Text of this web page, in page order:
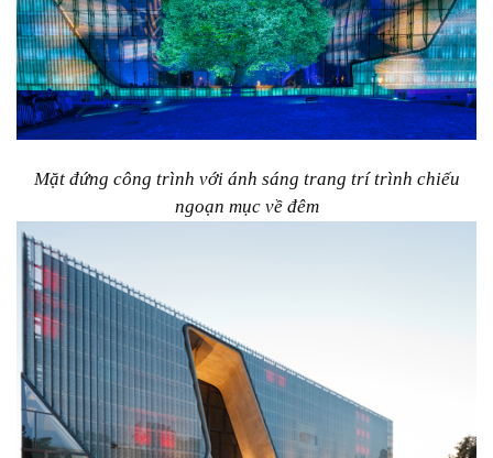
Mặt đứng công trình với ánh sáng trang trí trình chiếu
ngoạn mục về đêm